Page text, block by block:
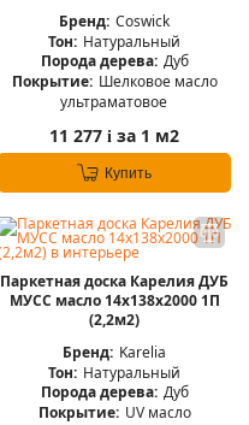
Бренд: Coswick
Тон: Натуральный
Порода дерева: Дуб
Покрытие: Шелковое масло
ультраматовое
11 277 i за 1 м2
Купить
Паркетная доска Карелия ДУБ
МУСС масло 14x138x2000 1П
(2,2м2)
Бренд: Karelia
Тон: Натуральный
Порода дерева: Дуб
Покрытие: UV масло